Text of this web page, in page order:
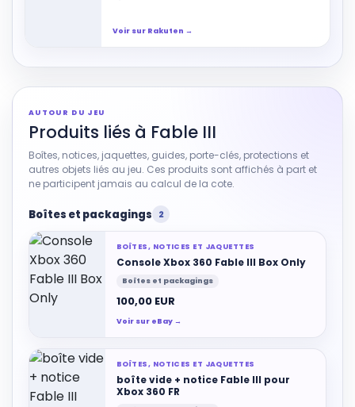
Voir sur Rakuten →
AUTOUR DU JEU
Produits liés à Fable III
Boîtes, notices, jaquettes, guides, porte-clés, protections et
autres objets liés au jeu. Ces produits sont affichés à part et
ne participent jamais au calcul de la cote.
Boîtes et packagings 2
BOÎTES, NOTICES ET JAQUETTES
Console Xbox 360 Fable III Box Only
Boîtes et packagings
100,00 EUR
Voir sur eBay →
BOÎTES, NOTICES ET JAQUETTES
boîte vide + notice Fable III pour
Xbox 360 FR